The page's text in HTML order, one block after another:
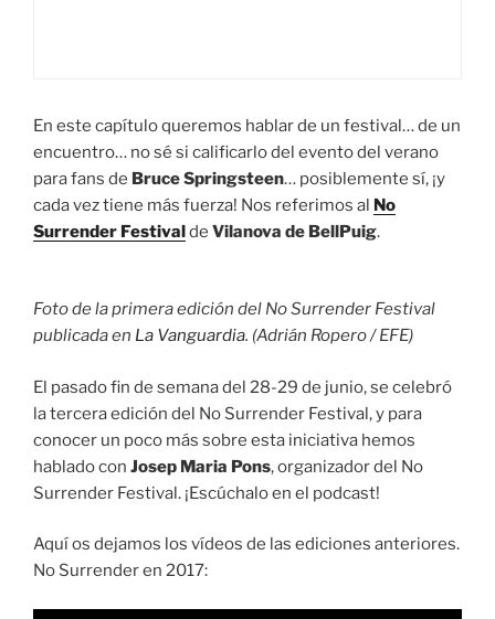
En este capítulo queremos hablar de un festival… de un
encuentro… no sé si calificarlo del evento del verano
para fans de Bruce Springsteen… posiblemente sí, ¡y
cada vez tiene más fuerza! Nos referimos al No
Surrender Festivalde Vilanova de BellPuig.
Foto de la primera edición del No Surrender Festival
publicada en La Vanguardia. (Adrián Ropero / EFE)
El pasado fin de semana del 28-29 de junio, se celebró
la tercera edición del No Surrender Festival, y para
conocer un poco más sobre esta iniciativa hemos
hablado con Josep Maria Pons, organizador del No
Surrender Festival. ¡Escúchalo en el podcast!
Aquí os dejamos los vídeos de las ediciones anteriores.
No Surrender en 2017: